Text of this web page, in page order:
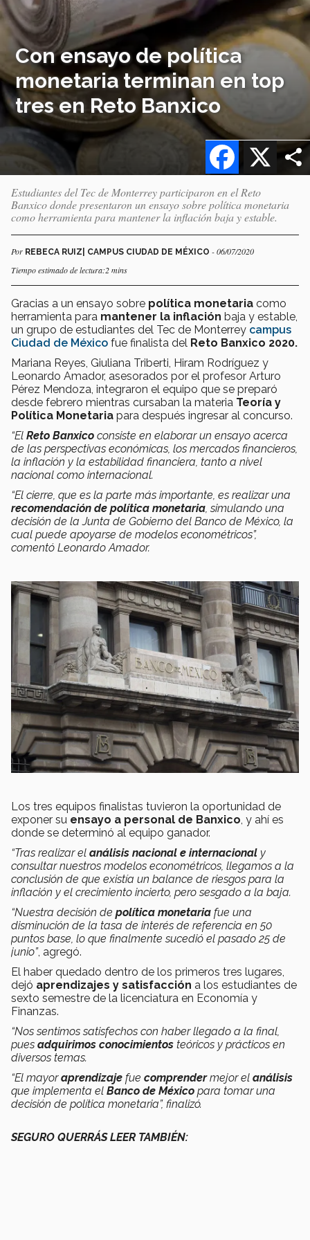
Con ensayo de política
monetaria terminan en top
tres en Reto Banxico
X
Facebook
Estudiantes del Tec de Monterrey participaron en el Reto
Banxico donde presentaron un ensayo sobre política monetaria
como herramienta para mantener la inflación baja y estable.
Por REBECA RUIZ| CAMPUS CIUDAD DE MÉXICO - 06/07/2020
Tiempo estimado de lectura:2 mins
Gracias a un ensayo sobre política monetaria como
herramienta para mantener la inflación baja y estable,
un grupo de estudiantes del Tec de Monterrey campus
Ciudad de México fue finalista del Reto Banxico 2020.
Mariana Reyes, Giuliana Triberti, Hiram Rodríguez y
Leonardo Amador, asesorados por el profesor Arturo
Pérez Mendoza, integraron el equipo que se preparó
desde febrero mientras cursaban la materia Teoría y
Política Monetaria para después ingresar al concurso.
“El Reto Banxico consiste en elaborar un ensayo acerca
de las perspectivas económicas, los mercados financieros,
la inflación y la estabilidad financiera, tanto a nivel
nacional como internacional.
“El cierre, que es la parte más importante, es realizar una
recomendación de política monetaria , simulando una
decisión de la Junta de Gobierno del Banco de México, la
cual puede apoyarse de modelos econométricos”,
comentó Leonardo Amador.
Los tres equipos finalistas tuvieron la oportunidad de
exponer su ensayo a personal de Banxico, y ahí es
donde se determinó al equipo ganador.
“Tras realizar el análisis nacional e internacional y
consultar nuestros modelos econométricos, llegamos a la
conclusión de que existía un balance de riesgos para la
inflación y el crecimiento incierto, pero sesgado a la baja.
“Nuestra decisión de política monetaria fue una
disminución de la tasa de interés de referencia en 50
puntos base, lo que finalmente sucedió el pasado 25 de
junio”, agregó.
El haber quedado dentro de los primeros tres lugares,
dejó aprendizajes y satisfacción a los estudiantes de
sexto semestre de la licenciatura en Economía y
Finanzas.
“Nos sentimos satisfechos con haber llegado a la final,
pues adquirimos conocimientos teóricos y prácticos en
diversos temas.
“El mayoraprendizaje fue comprendermejor el análisis
que implementa el Banco de México para tomar una
decisión de política monetaria”, finalizó.
SEGURO QUERRÁS LEER TAMBIÉN: